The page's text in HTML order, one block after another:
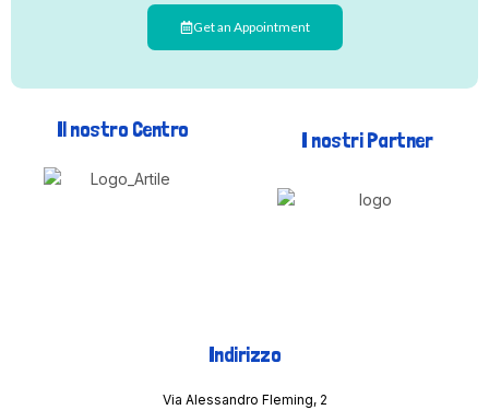
Get an Appointment
Il nostro Centro I nostri Partner
Indirizzo
Via Alessandro Fleming, 2